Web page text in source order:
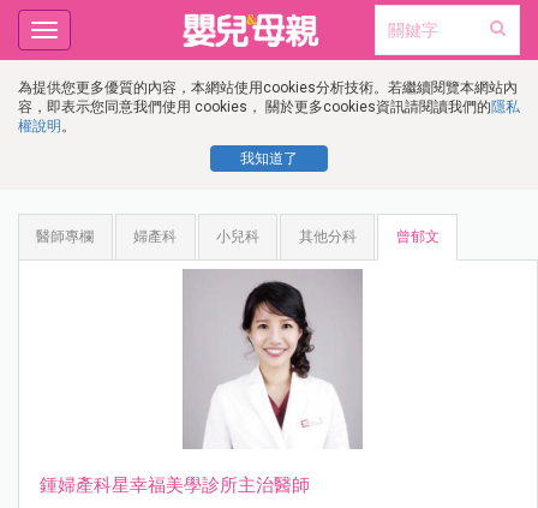
為提供您更多優質的內容，本網站使用cookies分析技術。若繼續閱覽本網站內
容，即表示您同意我們使用 cookies， 關於更多cookies資訊請閱讀我們的隱私
權說明 。
我知道了
Toggle
navigation
醫師專欄 婦產科 小兒科 其他分科 曾郁文
鍾婦產科星幸福美學診所主治醫師